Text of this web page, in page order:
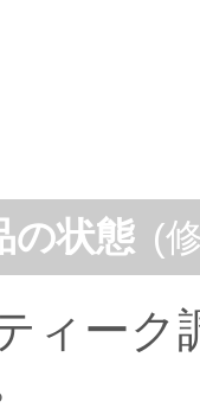
の状態 (
ィーク